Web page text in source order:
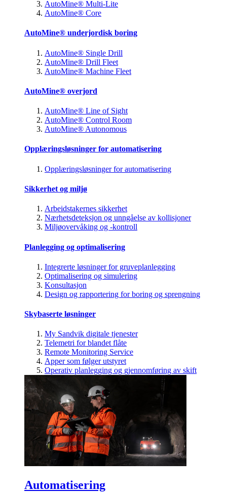
AutoMine® Multi-Lite
AutoMine® Core
AutoMine® underjordisk boring
AutoMine® Single Drill
AutoMine® Drill Fleet
AutoMine® Machine Fleet
AutoMine® overjord
AutoMine® Line of Sight
AutoMine® Control Room
AutoMine® Autonomous
Opplæringsløsninger for automatisering
Opplæringsløsninger for automatisering
Sikkerhet og miljø
Arbeidstakernes sikkerhet
Nærhetsdeteksjon og unngåelse av kollisjoner
Miljøovervåking og -kontroll
Planlegging og optimalisering
Integrerte løsninger for gruveplanlegging
Optimalisering og simulering
Konsultasjon
Design og rapportering for boring og sprengning
Skybaserte løsninger
My Sandvik digitale tjenester
Telemetri for blandet flåte
Remote Monitoring Service
Apper som følger utstyret
Operativ planlegging og gjennomføring av skift
Automatisering